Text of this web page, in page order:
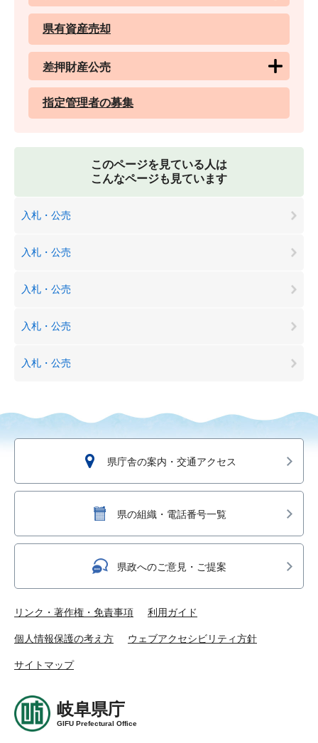
県有資産売却
差押財産公売
指定管理者の募集
このページを見ている人は
こんなページも見ています
入札・公売
入札・公売
入札・公売
入札・公売
入札・公売
県庁舎の案内・交通アクセス
県の組織・電話番号一覧
県政へのご意見・ご提案
リンク・著作権・免責事項 利用ガイド
個人情報保護の考え方 ウェブアクセシビリティ方針
サイトマップ
岐阜県庁
GIFU Prefectural Office